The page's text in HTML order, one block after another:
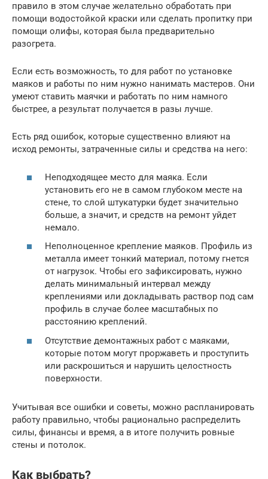
правило в этом случае желательно обработать при
помощи водостойкой краски или сделать пропитку при
помощи олифы, которая была предварительно
разогрета.
Если есть возможность, то для работ по установке
маяков и работы по ним нужно нанимать мастеров. Они
умеют ставить маячки и работать по ним намного
быстрее, а результат получается в разы лучше.
Есть ряд ошибок, которые существенно влияют на
исход ремонты, затраченные силы и средства на него:
Неподходящее место для маяка. Если
установить его не в самом глубоком месте на
стене, то слой штукатурки будет значительно
больше, а значит, и средств на ремонт уйдет
немало.
Неполноценное крепление маяков. Профиль из
металла имеет тонкий материал, потому гнется
от нагрузок. Чтобы его зафиксировать, нужно
делать минимальный интервал между
креплениями или докладывать раствор под сам
профиль в случае более масштабных по
расстоянию креплений.
Отсутствие демонтажных работ с маяками,
которые потом могут проржаветь и проступить
или раскрошиться и нарушить целостность
поверхности.
Учитывая все ошибки и советы, можно распланировать
работу правильно, чтобы рационально распределить
силы, финансы и время, а в итоге получить ровные
стены и потолок.
Как выбрать?